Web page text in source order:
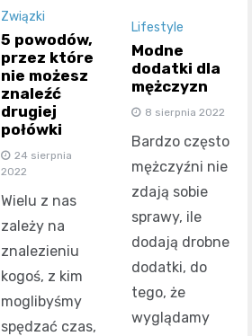
Związki
5 powodów,
przez które
nie możesz
znaleźć
drugiej
połówki
24 sierpnia
2022
Wielu z nas
zależy na
znalezieniu
kogoś, z kim
moglibyśmy
spędzać czas,
Lifestyle
Modne
dodatki dla
mężczyzn
8 sierpnia 2022
Bardzo często
mężczyźni nie
zdają sobie
sprawy, ile
dodają drobne
dodatki, do
tego, że
wyglądamy